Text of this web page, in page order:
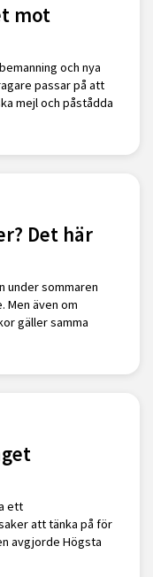
mot
och nya
passar på att
mejl och påstådda
Det här
under sommaren
Men även om
gäller samma
ett
att tänka på för
avgjorde Högsta